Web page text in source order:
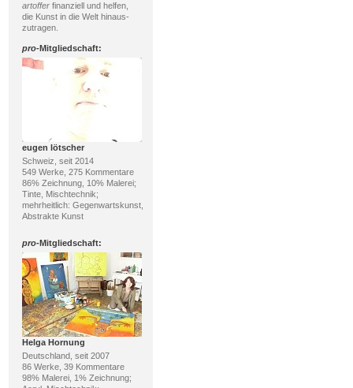
artofferfinanziell und helfen,
die Kunst in die Welt hinaus-
zutragen.
pro-Mitgliedschaft:
eugen lötscher
Schweiz, seit 2014
549 Werke, 275 Kommentare
86% Zeichnung, 10% Malerei;
Tinte, Mischtechnik;
mehrheitlich: Gegenwartskunst,
Abstrakte Kunst
pro-Mitgliedschaft:
Helga Hornung
Deutschland, seit 2007
86 Werke, 39 Kommentare
98% Malerei, 1% Zeichnung;